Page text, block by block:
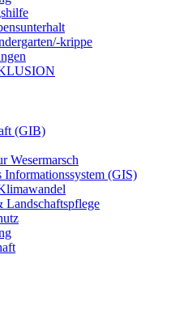
krippe
(GIB)
Wesermarsch
Informationssystem (GIS)
Landschaftspflege